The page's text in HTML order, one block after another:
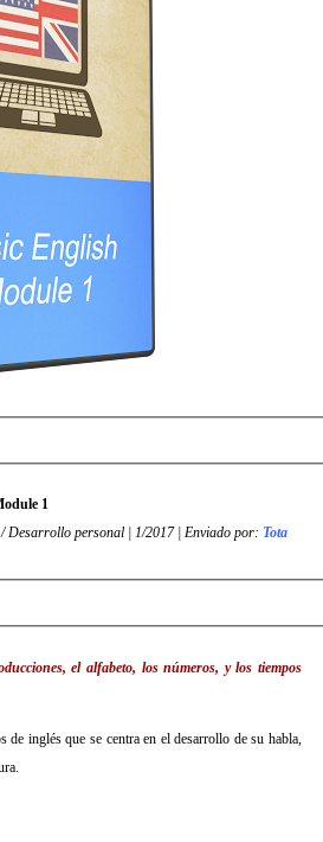
1
/ Desarrollo personal | 1/2017 | Enviado por: Tota
el alfabeto, los números, y los tiempos
inglés que se centra en el desarrollo de su habla,